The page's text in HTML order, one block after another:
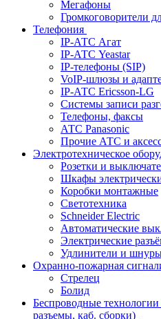
Мегафоны
Громкоговорители
Телефония
IP-АТС Агат
IP-АТС Yeastar
IP-телефоны (SIP)
VoIP-шлюзы и
IP-АТС Ericsson-LG
Системы записи
Телефоны, факсы
АТС Panasonic
Прочие АТС и
Электротехническое
Розетки и
Шкафы
Коробки монтажные
Светотехника
Schneider Electric
Автоматические
Электрические
Удлинители и
Охранно-пожарная
Стрелец
Болид
Беспроводные
разъемы, каб. сборки)